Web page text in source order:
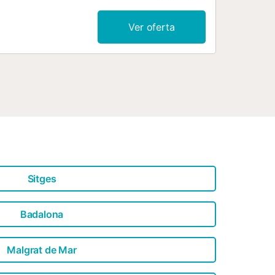
la villa dispone de 6 amplios
cómodos y luminosos para
una gran piscina privada
con materiales que favorecen
muros y a una excelente
Ver oferta
Sitges
Badalona
Malgrat de Mar